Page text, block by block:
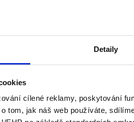
Detaily
cílené reklamy, poskytování
tom, jak náš web používáte,
kategorii našeho
lots